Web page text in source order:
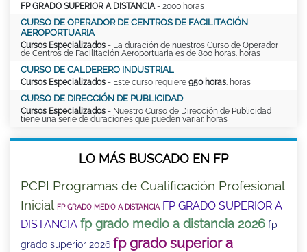
FP GRADO SUPERIOR A DISTANCIA - 2000 horas
CURSO DE OPERADOR DE CENTROS DE FACILITACIÓN
AEROPORTUARIA
Cursos Especializados - La duración de nuestros Curso de Operador
de Centros de Facilitación Aeroportuaria es de 800 horas. horas
CURSO DE CALDERERO INDUSTRIAL
Cursos Especializados - Este curso requiere 950 horas . horas
CURSO DE DIRECCIÓN DE PUBLICIDAD
Cursos Especializados - Nuestro Curso de Dirección de Publicidad
tiene una serie de duraciones que pueden variar. horas
LO MÁS BUSCADO EN FP
PCPI Programas de Cualificación Profesional
Inicial FP GRADO MEDIO A DISTANCIA FP GRADO SUPERIOR A
DISTANCIA fp grado medio a distancia 2026 fp
grado superior 2026 fp grado superior a